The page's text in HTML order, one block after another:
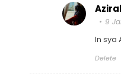
9
In sya
Delete